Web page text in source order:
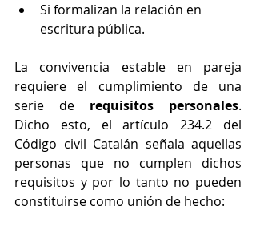
Si formalizan la relación en
escritura pública.
La convivencia estable en pareja
requiere el cumplimiento de una
serie de requisitos personales.
Dicho esto, el artículo 234.2 del
Código civil Catalán señala aquellas
personas que no cumplen dichos
requisitos y por lo tanto no pueden
constituirse como unión de hecho: